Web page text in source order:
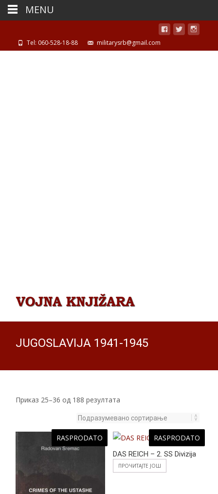
Tel: 060-528-18-88 militarysrb@gmail.com
JUGOSLAVIJA 1941-1945
Приказ 25–36 од 188 резултата
RASPRODATO RASPRODATO
DAS REICH – 2. SS Divizija
ПРОЧИТАЈТЕ ЈОШ
MENU